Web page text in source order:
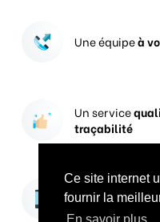
Ce site internet
fournir la
Une équipeà
Un service
traçabilité
Vos prises de